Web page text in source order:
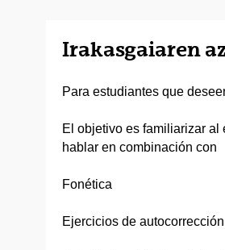
Irakasgaiaren
Para estudiantes que
El objetivo es familiarizar al
hablar en combinación con
Fonética
Ejercicios de